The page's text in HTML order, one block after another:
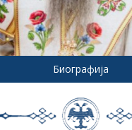
Биографија